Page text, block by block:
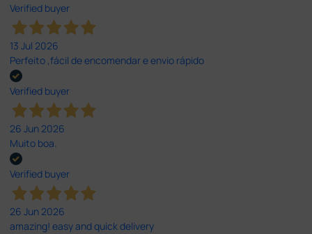
Verified buyer
13 Jul 2026
Perfeito ,fácil de encomendar e envio rápido
Verified buyer
26 Jun 2026
Muito boa.
Verified buyer
26 Jun 2026
amazing! easy and quick delivery